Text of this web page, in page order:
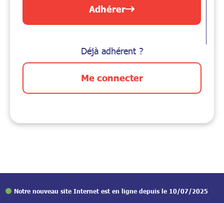
Adhérer
Déjà adhérent ?
Me connecter
Notre nouveau site Internet est en ligne depuis le 10/07/2025